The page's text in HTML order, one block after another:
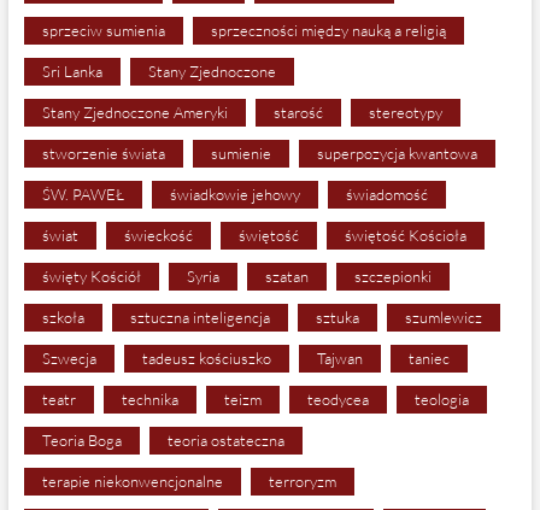
sprzeciw sumienia sprzeczności między nauką a religią
Sri Lanka Stany Zjednoczone
Stany Zjednoczone Ameryki starość stereotypy
stworzenie świata sumienie superpozycja kwantowa
ŚW. PAWEŁ świadkowie jehowy świadomość
świat świeckość świętość świętość Kościoła
święty Kościół Syria szatan szczepionki
szkoła sztuczna inteligencja sztuka szumlewicz
Szwecja tadeusz kościuszko Tajwan taniec
teatr technika teizm teodycea teologia
Teoria Boga teoria ostateczna
terapie niekonwencjonalne terroryzm